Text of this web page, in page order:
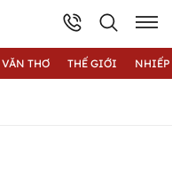
VĂN THƠ THẾ GIỚI